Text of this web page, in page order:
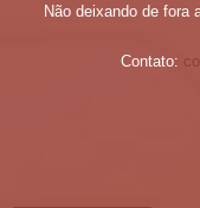
Não deixando de fora
Contato: